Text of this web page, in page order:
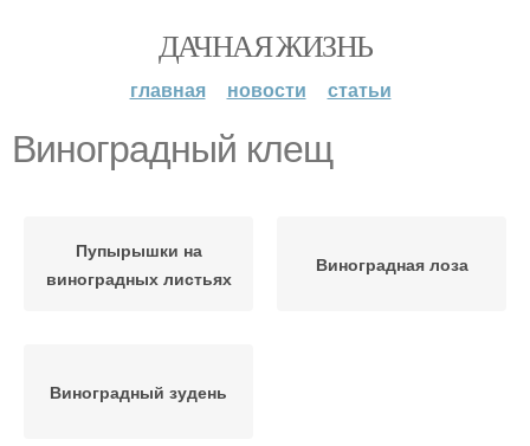
ДАЧНАЯ ЖИЗНЬ
главная новости статьи
Виноградный клещ
Пупырышки на
виноградных листьях
Виноградная лоза
Виноградный зудень